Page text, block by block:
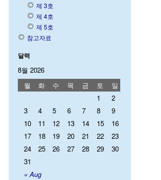
제 3호
제 4호
제 5호
참고자료
달력
8월 2026
월
화 수 목 금 토 일
« Aug
1
2
3
4 5 6 7 8
9
10
11 12 13 14 15
16
17
18 19 20 21 22
23
24
25 26 27 28 29
30
31